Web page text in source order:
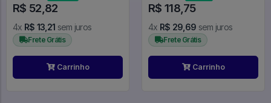
R$ 52,82
4x R$ 13,21 sem juros
Frete Grátis
Carrinho
R$ 118,75
4x R$ 29,69 sem juros
Frete Grátis
Carrinho